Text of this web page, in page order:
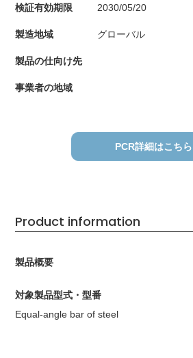
検証有効期限 2030/05/20
製造地域 グローバル
製品の仕向け先
事業者の地域
PCR詳細はこちら
Product information
製品概要
対象製品型式・型番
Equal-angle bar of steel